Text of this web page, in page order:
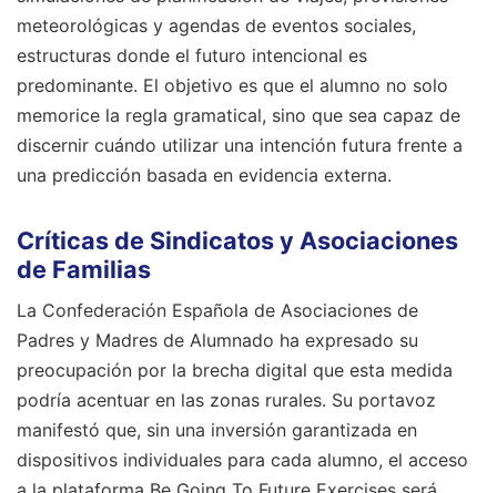
meteorológicas y agendas de eventos sociales,
estructuras donde el futuro intencional es
predominante. El objetivo es que el alumno no solo
memorice la regla gramatical, sino que sea capaz de
discernir cuándo utilizar una intención futura frente a
una predicción basada en evidencia externa.
Críticas de Sindicatos y Asociaciones
de Familias
La Confederación Española de Asociaciones de
Padres y Madres de Alumnado ha expresado su
preocupación por la brecha digital que esta medida
podría acentuar en las zonas rurales. Su portavoz
manifestó que, sin una inversión garantizada en
dispositivos individuales para cada alumno, el acceso